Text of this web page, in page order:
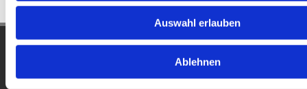
Auswahl erlauben
Ablehnen
Oehleckerring 8 -10